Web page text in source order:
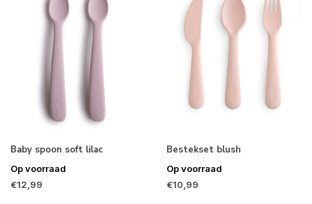
Baby spoon soft lilac
Op voorraad
€12,99
Bestekset blush
Op voorraad
€10,99